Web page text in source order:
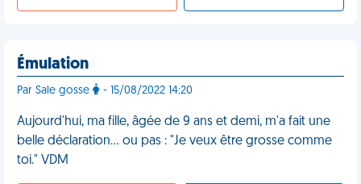
Émulation
Par Sale gosse - 15/08/2022 14:20
Aujourd'hui, ma fille, âgée de 9 ans et demi, m'a fait une
belle déclaration… ou pas : "Je veux être grosse comme
toi." VDM